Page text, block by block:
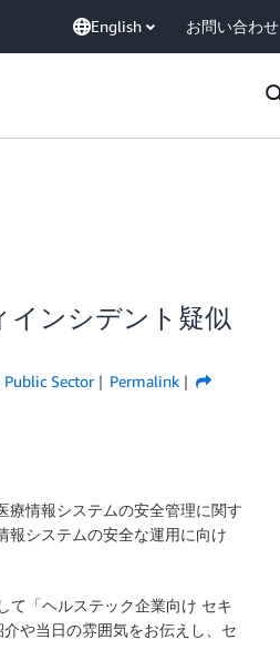
English お問い合わせ
インシデント疑似
Public Sector
Permalink
療情報システムの安全管理に関す
報システムの安全な運用に向け
て「ヘルステック企業向け セキ
や当日の雰囲気をお伝えし、セ